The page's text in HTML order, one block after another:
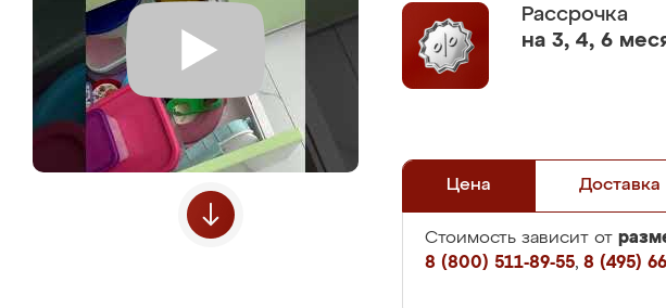
Рассрочка
на 3, 4, 6
Цена Доставка
Стоимость зависит от
8 (800) 511-89-55, 8 (495)